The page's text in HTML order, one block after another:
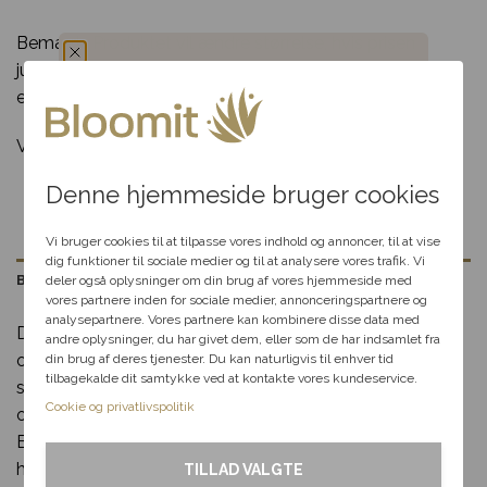
Denne hjemmeside bruger cookies
Vi bruger cookies til at tilpasse vores indhold og annoncer, til at vise
dig funktioner til sociale medier og til at analysere vores trafik. Vi
deler også oplysninger om din brug af vores hjemmeside med
vores partnere inden for sociale medier, annonceringspartnere og
analysepartnere. Vores partnere kan kombinere disse data med
andre oplysninger, du har givet dem, eller som de har indsamlet fra
din brug af deres tjenester. Du kan naturligvis til enhver tid
tilbagekalde dit samtykke ved at kontakte vores kundeservice.
Cookie og privatlivspolitik
TILLAD VALGTE
Bemærk: Produktet vil ændre størrelse, hvis prisen
justeres, og kan variere alt efter sortimentet hos den
enkelte blomsterbutik.
Vase medfølger ikke.
Levering kun 79,-Levering i hele
Brug for hjælp?
Beskrivelse
Den farverige vinterbuket er det perfekte valg til at lyse
op i de kolde måneder. Med sin unikke kombination af
sæsonens blomster og vintergrønt skaber den en varm
og indbydende stemning, uanset hvor den placeres.
Buketten bindes med kærlig hånd af erfarne florister og
har et elegant og livligt udtryk, der gør den til en oplagt
Du har fået en
passer til dig, så hjælper vi
dig videre med at finde den
perfekte rabat til dit svar.
Fødselsdag